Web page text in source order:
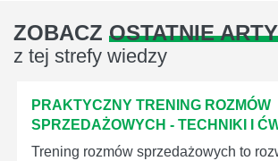
ZOBACZ OSTATNIE
z tej strefy wiedzy
PRAKTYCZNY TRENING ROZMÓW
SPRZEDAŻOWYCH - TECHNIKI I
Trening rozmów sprzedażowych to